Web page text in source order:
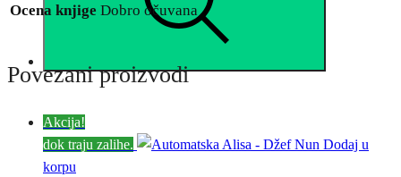
Ocena knjige Dobro očuvana
Povezani proizvodi
Akcija!
dok traju zalihe.
Dodaj u
korpu